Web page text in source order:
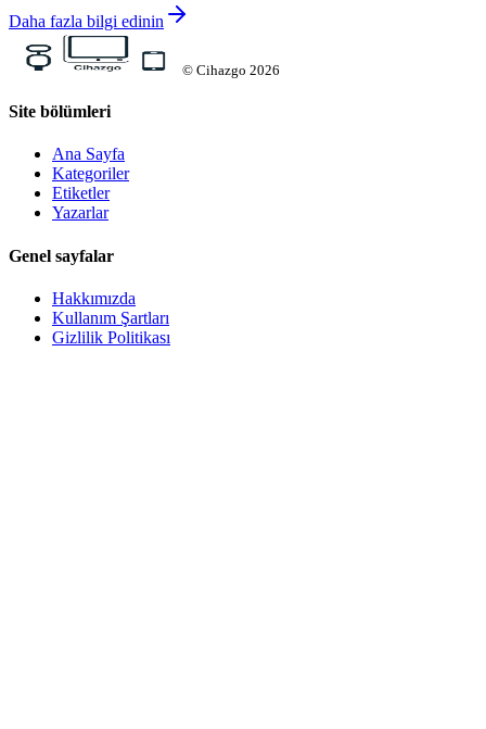
Daha fazla bilgi edinin
© Cihazgo 2026
Site bölümleri
Ana Sayfa
Kategoriler
Etiketler
Yazarlar
Genel sayfalar
Hakkımızda
Kullanım Şartları
Gizlilik Politikası